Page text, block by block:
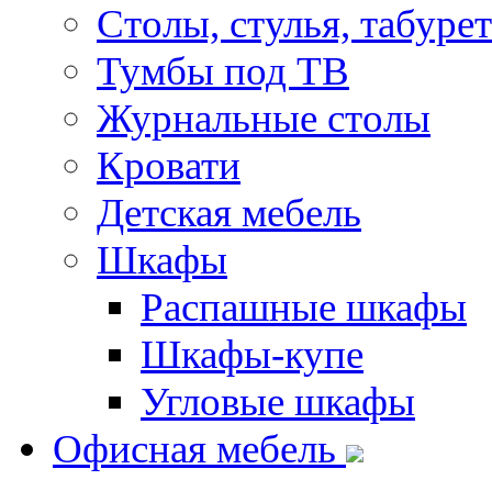
Столы, стулья,
Тумбы под ТВ
Журнальные столы
Кровати
Детская мебель
Шкафы
Распашные шкафы
Шкафы-купе
Угловые шкафы
Офисная мебель